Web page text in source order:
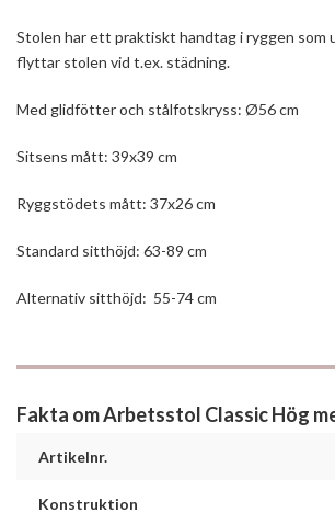
Stolen har ett praktiskt handtag i ryggen som
flyttar stolen vid t.ex. städning.
Med glidfötter och stålfotskryss: Ø56 cm
Sitsens mått: 39x39 cm
Ryggstödets mått: 37x26 cm
Standard sitthöjd: 63-89 cm
Alternativ sitthöjd: 55-74 cm
Fakta om Arbetsstol Classic Hög
Artikelnr.
Konstruktion